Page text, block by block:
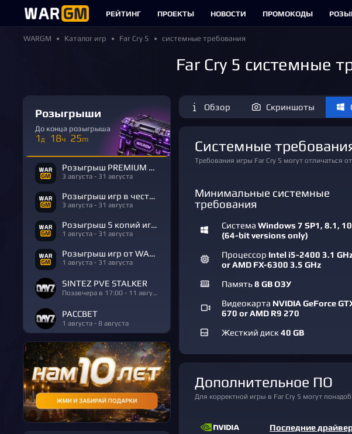
РЕЙТИНГ ПРОЕКТЫ НОВОСТИ ПРОМОКОДЫ
WARGM Каталог игр Far Cry 5 системные требования
Far Cry 5 системные
Розыгрыши
До конца розыгрыша
1д 18ч 25m
Розыгрыш PREMIUM в честь Дня Рождения
3 августа - 31 августа
Розыгрыш игр в честь Дня Рождения
3 августа - 31 августа
Розыгрыш 5 копий игры R.E.P.O.
1 августа - 31 августа
Розыгрыш игр от WARGM
1 августа - 31 августа
SINTEZ PVE STALKER
Позавчера в 17:00 - 11 августа
РАССВЕТ
1 августа - 8 августа
Обзор Скриншоты
Системные
Требования игры Far Cry 5 могут отличаться
Минимальные системные
требования
Система Windows 7 SP1, 8.1, 10
(64-bit versions only)
Процессор Intel i5-2400 3.1
or AMD FX-6300 3.5 GHz
Память8 GB ОЗУ
Видеокарта NVIDIA GeForce
670 or AMD R9 270
Жесткий диск40 GB
Дополнительное ПО
Для корректной игры в Far Cry 5 могут
Последние